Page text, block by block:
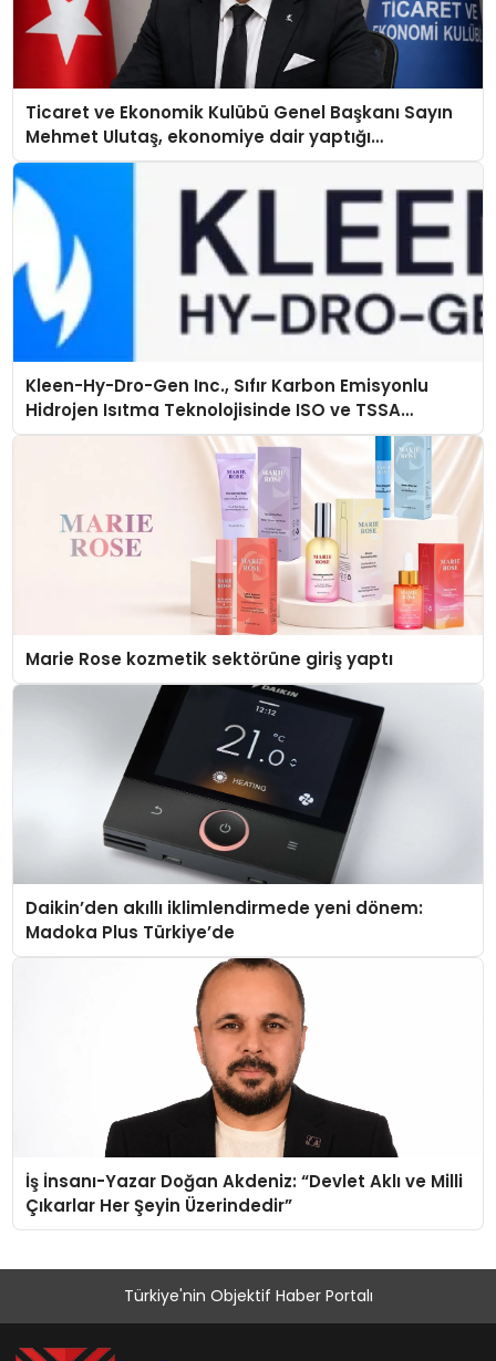
Ticaret ve Ekonomik Kulübü Genel Başkanı Sayın
Mehmet Ulutaş, ekonomiye dair yaptığı
açıklamada şunları kaydetti:
Kleen-Hy-Dro-Gen Inc., Sıfır Karbon Emisyonlu
Hidrojen Isıtma Teknolojisinde ISO ve TSSA
Düzenleyici Onaylarını Aldı
Marie Rose kozmetik sektörüne giriş yaptı
Daikin’den akıllı iklimlendirmede yeni dönem:
Madoka Plus Türkiye’de
İş İnsanı-Yazar Doğan Akdeniz: “Devlet Aklı ve Milli
Çıkarlar Her Şeyin Üzerindedir”
Türkiye'nin Objektif Haber Portalı